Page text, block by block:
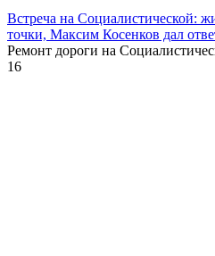
Встреча на Социалистической:
точки, Максим Косенков дал
Ремонт дороги на
16